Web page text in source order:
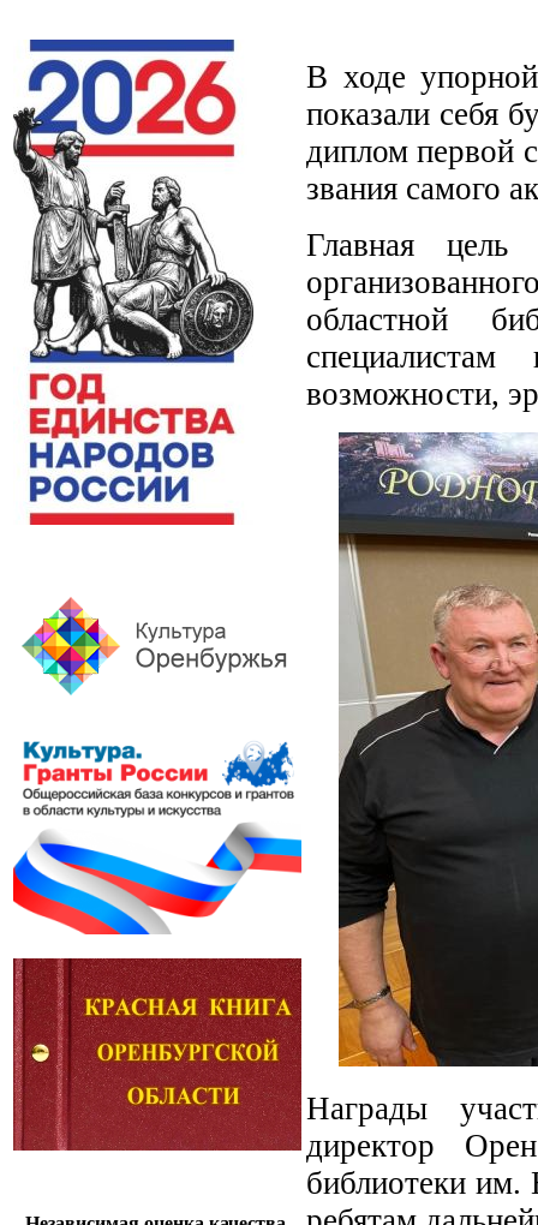
В ходе
показали себя
диплом первой
звания самого
Главная цель
областной
специалистам
возможности,
Награды
директор
библиотеки